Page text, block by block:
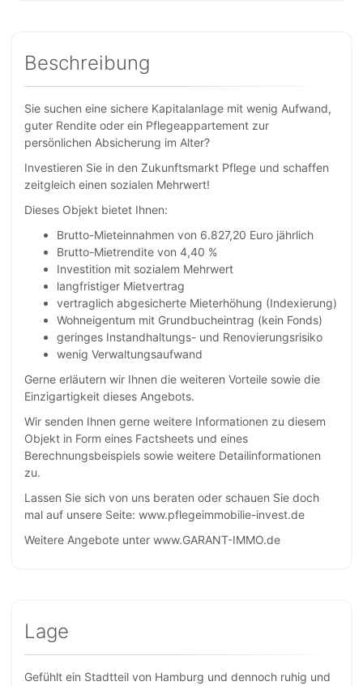
Beschreibung
Sie suchen eine sichere Kapitalanlage mit wenig Aufwand,
guter Rendite oder ein Pflegeappartement zur
persönlichen Absicherung im Alter?
Investieren Sie in den Zukunftsmarkt Pflege und schaffen
zeitgleich einen sozialen Mehrwert!
Dieses Objekt bietet Ihnen:
Brutto-Mieteinnahmen von 6.827,20 Euro jährlich
Brutto-Mietrendite von 4,40 %
Investition mit sozialem Mehrwert
langfristiger Mietvertrag
vertraglich abgesicherte Mieterhöhung (Indexierung)
Wohneigentum mit Grundbucheintrag (kein Fonds)
geringes Instandhaltungs- und Renovierungsrisiko
wenig Verwaltungsaufwand
Gerne erläutern wir Ihnen die weiteren Vorteile sowie die
Einzigartigkeit dieses Angebots.
Wir senden Ihnen gerne weitere Informationen zu diesem
Objekt in Form eines Factsheets und eines
Berechnungsbeispiels sowie weitere Detailinformationen
zu.
Lassen Sie sich von uns beraten oder schauen Sie doch
mal auf unsere Seite: www.pflegeimmobilie-invest.de
Weitere Angebote unter www.GARANT-IMMO.de
Lage
Gefühlt ein Stadtteil von Hamburg und dennoch ruhig und